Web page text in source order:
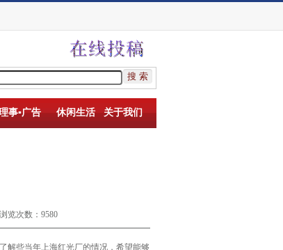
事▪广告 休闲生活 关于我们
览次数：9580
解些当年上海红光厂的情况，希望能够